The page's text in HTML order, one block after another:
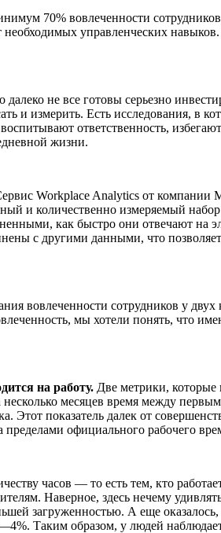
70% вовлеченности
управленческих
не все готовы серьезно
и измерить. Есть исследования, в
ответственность,
жизни.
Workplace Analytics от компании
и количественно измеряемый
как быстро они отвечают на
с другими данными, что
вовлеченности сотрудников у
мы хотели понять, что
на работу. Две метрики, которые
месяцев время между
Этот показатель далек от
официального рабочего
часов — то есть тем, кто
Наверное, здесь нечему
загруженностью. А еще
Таким образом, у людей